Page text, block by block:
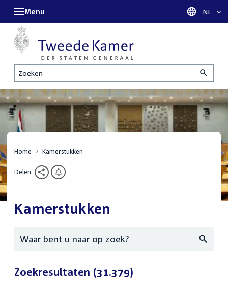
Zoeken
Menu Taal
NL
Home Kamerstukken
Delen
Kamerstukken
Zoeken
Zoekresultaten (31.379)